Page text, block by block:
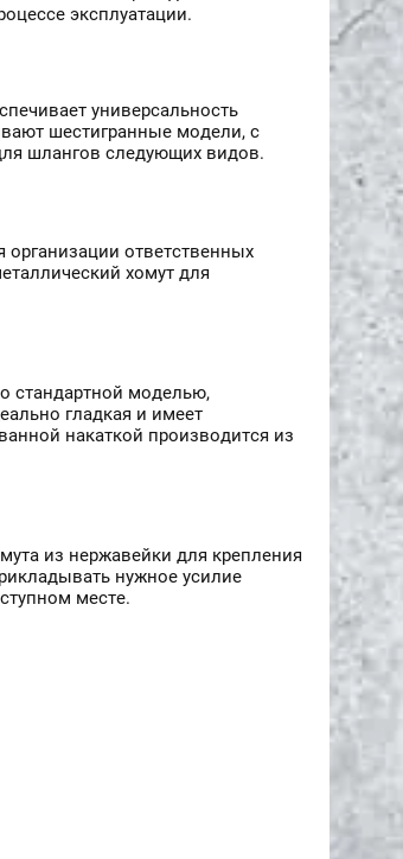
эксплуатации.
универсальность
шестигранные модели, с
шлангов следующих видов.
организации ответственных
хомут для
стандартной моделью,
гладкая и имеет
накаткой производится из
из нержавейки для крепления
нужное усилие
месте.